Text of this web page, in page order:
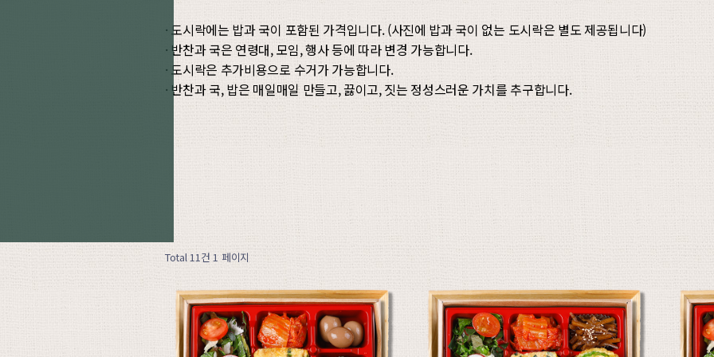
· 도시락에는 밥과 국이 포함된 가격입니다. (사진에 밥과 국이 없는 도시락은 별도 제공됩니다)
· 반찬과 국은 연령대, 모임, 행사 등에 따라 변경 가능합니다.
· 도시락은 추가비용으로 수거가 가능합니다.
· 반찬과 국, 밥은 매일매일 만들고, 끓이고, 짓는 정성스러운 가치를 추구합니다.
Total 11건 1 페이지